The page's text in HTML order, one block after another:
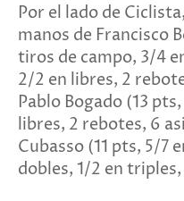
Por el lado de
manos de Francisco
tiros de campo, 3/4
2/2 en libres, 2
Pablo Bogado (13
libres, 2 rebotes, 6
Cubasso (11 pts, 5/7
dobles, 1/2 en